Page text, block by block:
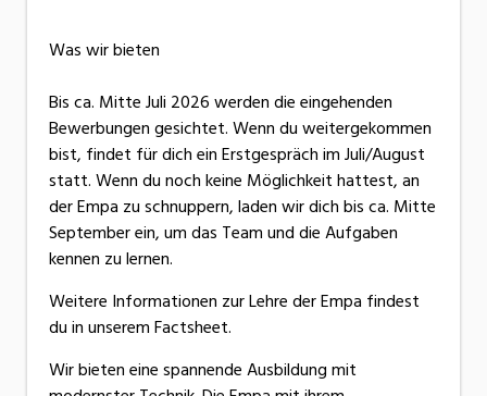
Was wir bieten
Bis ca. Mitte Juli 2026 werden die eingehenden
Bewerbungen gesichtet. Wenn du weitergekommen
bist, findet für dich ein Erstgespräch im Juli/August
statt. Wenn du noch keine Möglichkeit hattest, an
der Empa zu schnuppern, laden wir dich bis ca. Mitte
September ein, um das Team und die Aufgaben
kennen zu lernen.
Weitere Informationen zur Lehre der Empa findest
du in unserem Factsheet.
Wir bieten eine spannende Ausbildung mit